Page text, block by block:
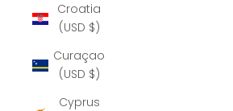
Croatia
(USD $)
Curaçao
(USD $)
Cyprus